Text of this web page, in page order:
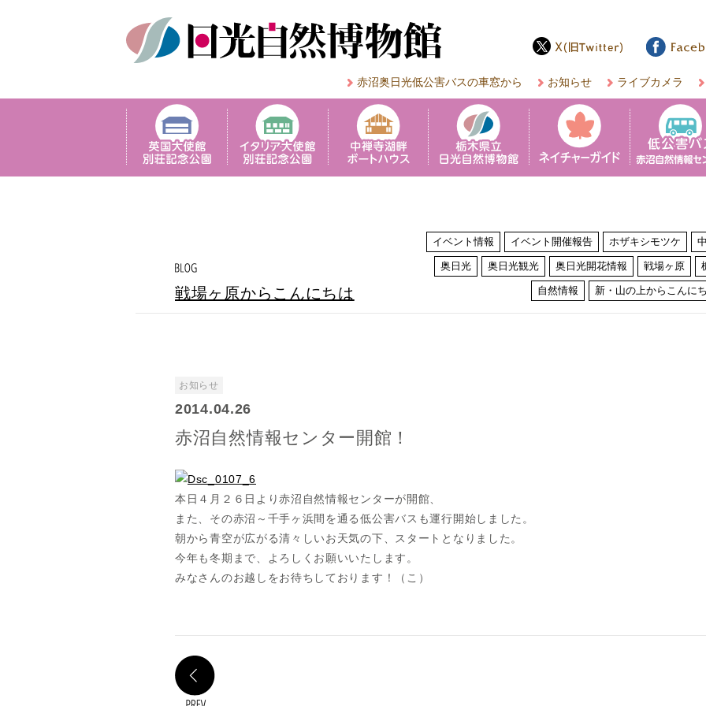
赤沼奥日光低公害バスの車窓から お知らせ ライブカメラ
戦場ヶ原からこんにちは
イベント情報 イベント開催報告 ホザキシモツケ
奥日光 奥日光観光 奥日光開花情報 戦場ヶ原
自然情報 新・山の上からこんに
お知らせ
2014.04.26
赤沼自然情報センター開館！
本日４月２６日より赤沼自然情報センターが開館、
また、その赤沼～千手ヶ浜間を通る低公害バスも運行開始しました。
朝から青空が広がる清々しいお天気の下、スタートとなりました。
今年も冬期まで、よろしくお願いいたします。
みなさんのお越しをお待ちしております！（こ）